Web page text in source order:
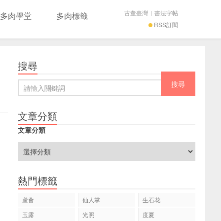
多肉學堂 多肉標籤
RSS訂閱
古董臺灣 | 書法字帖
搜尋
文章分類
文章分類
熱門標籤
蘆薈 仙人掌
生石花
玉露
光照 度夏